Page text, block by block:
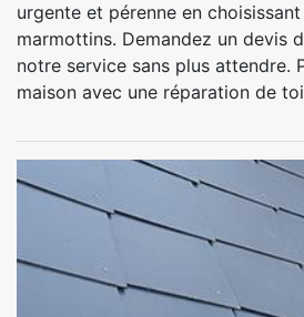
urgente et pérenne en
marmottins. Demandez un devis
notre service sans plus attendre.
maison avec une réparation de